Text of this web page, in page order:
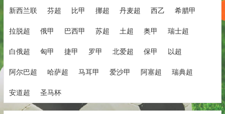
新西兰联 芬超 比甲 挪超 丹麦超 西乙 希腊甲
拉脱超 俄甲 巴西甲 苏超 土超 奥甲 瑞士超
白俄超 匈甲 捷甲 罗甲 北爱超 保甲 以超
阿尔巴超 哈萨超 马耳甲 爱沙甲 阿塞超 瑞典超
安道超 圣马杯